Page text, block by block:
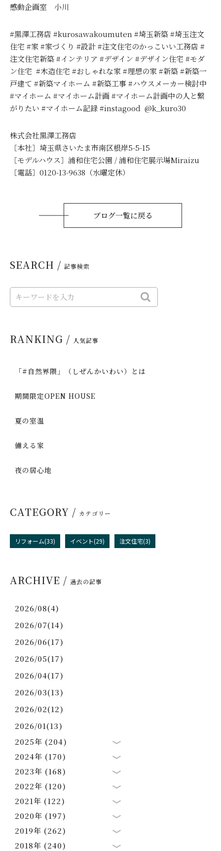
感動企画室 小川
#黒澤工務店 #kurosawakoumuten #埼玉新築 #埼玉注文
住宅 #家 #家づくり #設計 #注文住宅のかっこいい工務店 #
注文住宅新築 #インテリア #デザイン #デザイン住宅 #モダ
ン住宅 #木造住宅 #おしゃれな家 #理想の家 #新築 #新築一
戸建て #新築マイホーム #新築工事 #ハウスメーカー検討中
#マイホーム #マイホーム計画 #マイホーム計画中の人と繋
がりたい #マイホーム記録 #instagood @k_kuro30
株式会社黒澤工務店
［本社］埼玉県さいたま市南区根岸5-5-15
［モデルハウス］浦和住宅公園 / 浦和住宅展示場Miraizu
［電話］0120-13-9638（水曜定休）
ブログ一覧に戻る
SEARCH / 記事検索
RANKING / 人気記事
「#自然界隈」（しぜんかいわい）とは
期間限定OPEN HOUSE
夏の室温
備える家
夜の居心地
CATEGORY / カテゴリー
リフォーム(33) イベント(29) 注文住宅(3)
ARCHIVE / 過去の記事
2026/08(4)
2026/07(14)
2026/06(17)
2026/05(17)
2026/04(17)
2026/03(13)
2026/02(12)
2026/01(13)
2025年 (204)
2024年 (170)
2023年 (168)
2022年 (120)
2021年 (122)
2020年 (197)
2019年 (262)
2018年 (240)